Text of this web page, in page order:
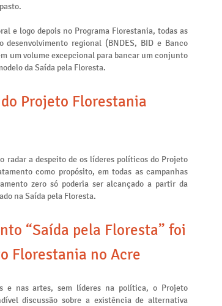
e logo depois no Programa Florestania, todas as
regional (BNDES, BID e Banco
um volume excepcional para bancar um conjunto
da Saída pela Floresta.
Projeto Florestania
radar a despeito de os líderes políticos do Projeto
como propósito, em todas as campanhas
zero só poderia ser alcançado a partir da
na Saída pela Floresta.
“Saída pela Floresta” foi
Florestania no Acre
e nas artes, sem líderes na política, o Projeto
discussão sobre a existência de alternativa